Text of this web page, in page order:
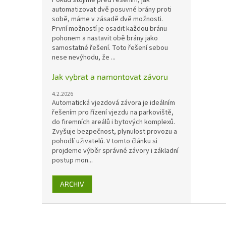
automatizovat dvě posuvné brány proti
sobě, máme v zásadě dvě možnosti.
První možností je osadit každou bránu
pohonem a nastavit obě brány jako
samostatné řešení. Toto řešení sebou
nese nevýhodu, že ...
Jak vybrat a namontovat závoru
4.2.2026
Automatická vjezdová závora je ideálním
řešením pro řízení vjezdu na parkoviště,
do firemních areálů i bytových komplexů.
Zvyšuje bezpečnost, plynulost provozu a
pohodlí uživatelů. V tomto článku si
projdeme výběr správné závory i základní
postup mon...
ARCHIV